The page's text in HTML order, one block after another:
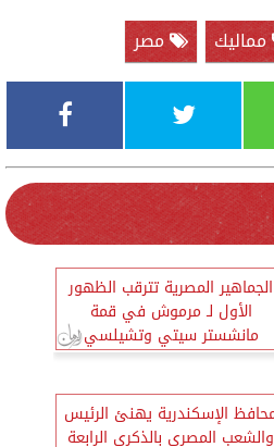
مماليك مصر
الجماهير المصرية تترقب الظهور
الأول لـ مرموش في قمة
مانشستر سيتي وتشيلسي
الإسكندرية يهنئ الرئيس
والشعب المصري بالذكرى الرابعة